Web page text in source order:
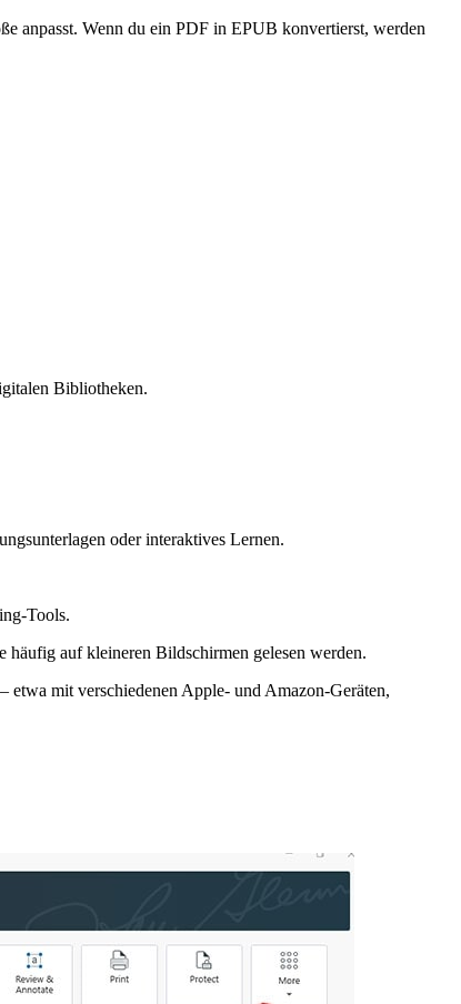
anpasst. Wenn du ein PDF in EPUB konvertierst, werden
Bibliotheken.
oder interaktives Lernen.
Tools.
auf kleineren Bildschirmen gelesen werden.
mit verschiedenen Apple- und Amazon-Geräten,